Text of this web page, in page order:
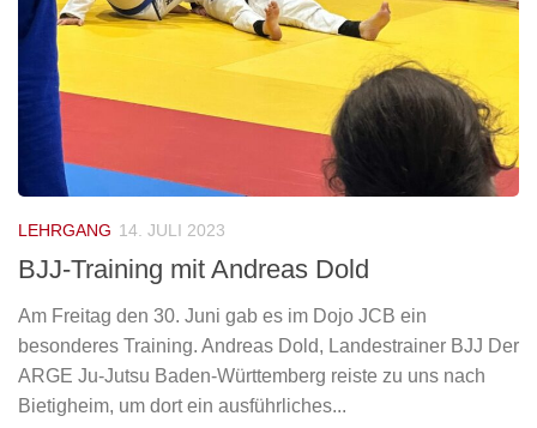
LEHRGANG 14. JULI 2023
BJJ-Training mit Andreas Dold
Am Freitag den 30. Juni gab es im Dojo JCB ein
besonderes Training. Andreas Dold, Landestrainer BJJ Der
ARGE Ju-Jutsu Baden-Württemberg reiste zu uns nach
Bietigheim, um dort ein ausführliches...